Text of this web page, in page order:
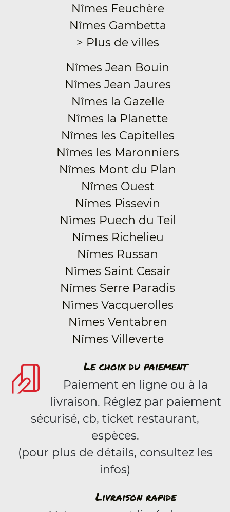
Nîmes Feuchère
Nîmes Gambetta
> Plus de villes
Nîmes Jean Bouin
Nîmes Jean Jaures
Nîmes la Gazelle
Nîmes la Planette
Nîmes les Capitelles
Nîmes les Maronniers
Nîmes Mont du Plan
Nîmes Ouest
Nîmes Pissevin
Nîmes Puech du Teil
Nîmes Richelieu
Nîmes Russan
Nîmes Saint Cesair
Nîmes Serre Paradis
Nîmes Vacquerolles
Nîmes Ventabren
Nîmes Villeverte
Le choix du paiement
Paiement en ligne ou à la
livraison. Réglez par paiement
sécurisé, cb, ticket restaurant,
espèces.
(pour plus de détails, consultez les
infos)
Livraison rapide